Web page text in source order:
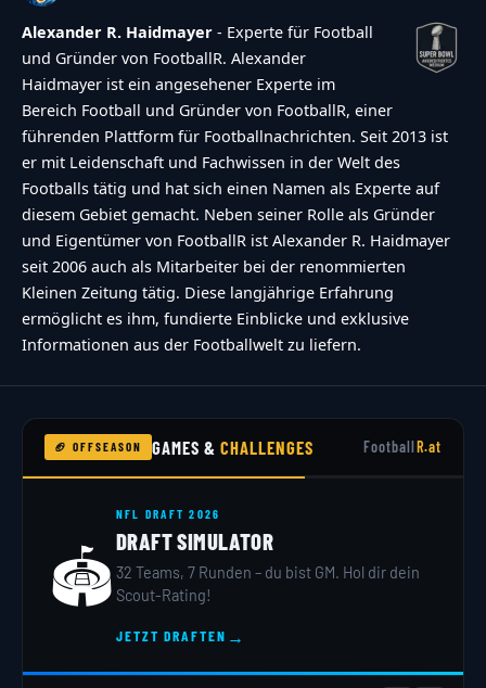
Alexander R. Haidmayer - Experte für Football
und Gründer von FootballR. Alexander
Haidmayer ist ein angesehener Experte im
Bereich Football und Gründer von FootballR, einer
führenden Plattform für Footballnachrichten. Seit 2013 ist
er mit Leidenschaft und Fachwissen in der Welt des
Footballs tätig und hat sich einen Namen als Experte auf
diesem Gebiet gemacht. Neben seiner Rolle als Gründer
und Eigentümer von FootballR ist Alexander R. Haidmayer
seit 2006 auch als Mitarbeiter bei der renommierten
Kleinen Zeitung tätig. Diese langjährige Erfahrung
ermöglicht es ihm, fundierte Einblicke und exklusive
Informationen aus der Footballwelt zu liefern.
🏈 OFFSEASON GAMES &CHALLENGES FootballR.at
🏟️
NFL DRAFT 2026
DRAFT SIMULATOR
32 Teams, 7 Runden – du bist GM. Hol dir dein
Scout-Rating!
JETZT DRAFTEN →